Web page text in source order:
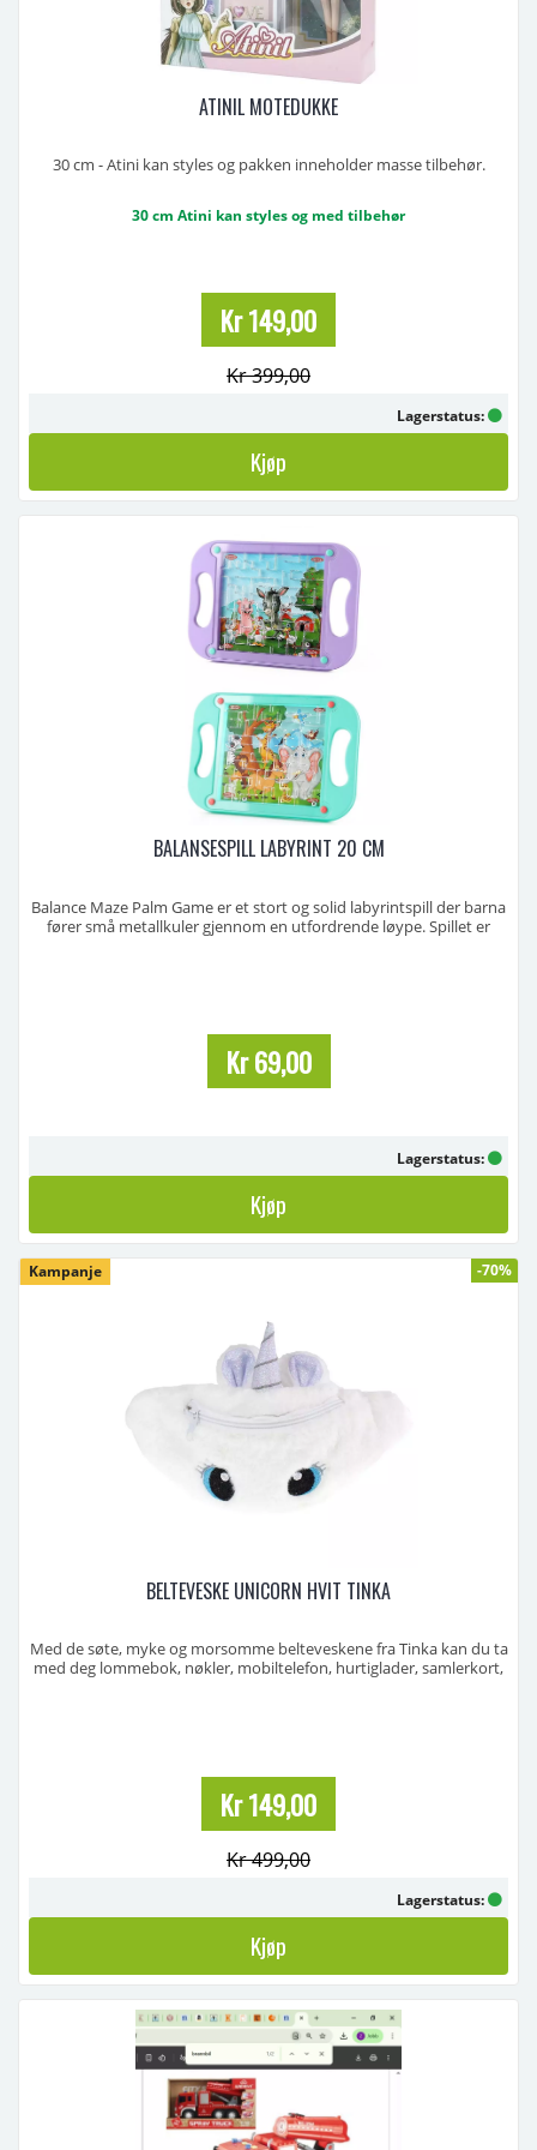
ATINIL MOTEDUKKE
30 cm - Atini kan styles og pakken inneholder masse tilbehør.
30 cm Atini kan styles og med tilbehør
Kr 149,00
Kr 399,00
Lagerstatus:
Kjøp
BALANSESPILL LABYRINT 20 CM
Balance Maze Palm Game er et stort og solid labyrintspill der barna
fører små metallkuler gjennom en utfordrende løype. Spillet er
Kr 69,00
Lagerstatus:
Kjøp
Kampanje -70%
BELTEVESKE UNICORN HVIT TINKA
Med de søte, myke og morsomme belteveskene fra Tinka kan du ta
med deg lommebok, nøkler, mobiltelefon, hurtiglader, samlerkort,
Kr 149,00
Kr 499,00
Lagerstatus:
Kjøp